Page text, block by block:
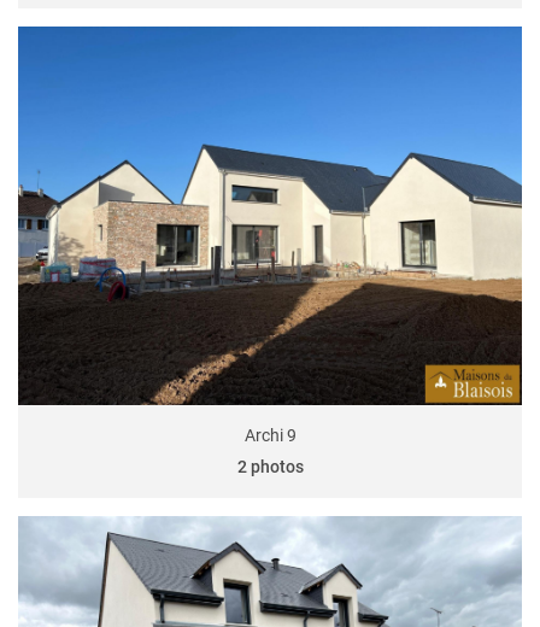
Archi 9
2 photos